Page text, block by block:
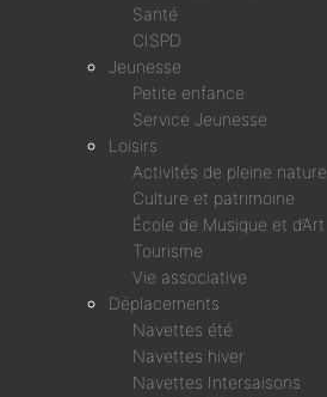
Santé
CISPD
Jeunesse
Petite enfance
Service Jeunesse
Loisirs
Activités de pleine nature
Culture et patrimoine
École de Musique et d’Art
Tourisme
Vie associative
Déplacements
Navettes été
Navettes hiver
Navettes Intersaisons